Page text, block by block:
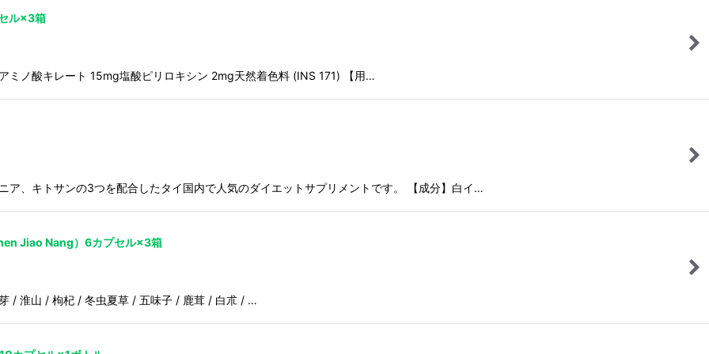
ル×3箱
ミノ酸キレート 15mg塩酸ピリロキシン 2mg天然着色料 (INS 171) 【用…
ア、キトサンの3つを配合したタイ国内で人気のダイエットサプリメントです。 【成分】白イ…
Jiao Nang）6カプセル×3箱
/ 淮山 / 枸杞 / 冬虫夏草 / 五味子 / 鹿茸 / 白朮 / …